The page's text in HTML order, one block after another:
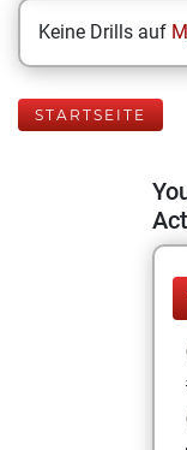
Keine Drills auf
STARTSEITE